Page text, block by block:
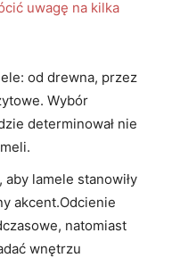
uwagę na kilka
od drewna, przez
Wybór
determinował nie
lamele stanowiły
akcent.Odcienie
natomiast
wnętrzu